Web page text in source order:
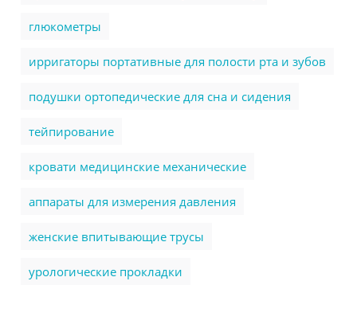
глюкометры
ирригаторы портативные для полости рта и зубов
подушки ортопедические для сна и сидения
тейпирование
кровати медицинские механические
аппараты для измерения давления
женские впитывающие трусы
урологические прокладки